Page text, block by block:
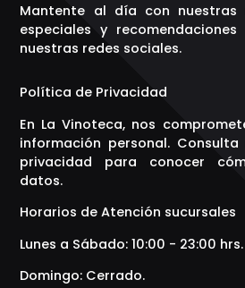
Mantente al día con nuestras
especiales y
nuestras redes sociales.
Política de Privacidad
En La Vinoteca, nos
información personal.
privacidad para conocer
datos.
Horarios de Atención sucursales
Lunes a Sábado: 10:00 - 23:00 hrs.
Domingo: Cerrado.